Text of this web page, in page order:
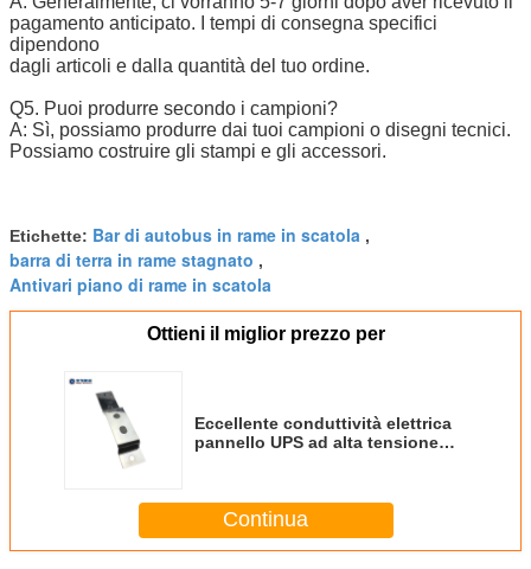
pagamento anticipato. I tempi di consegna specifici
dipendono
dagli articoli e dalla quantità del tuo ordine.
Q5. Puoi produrre secondo i campioni?
A: Sì, possiamo produrre dai tuoi campioni o disegni tecnici.
Possiamo costruire gli stampi e gli accessori.
Etichette: Bar di autobus in rame in scatola ,
barra di terra in rame stagnato ,
Antivari piano di rame in scatola
Ottieni il miglior prezzo per
Eccellente conduttività elettrica
pannello UPS ad alta tensione
Continua